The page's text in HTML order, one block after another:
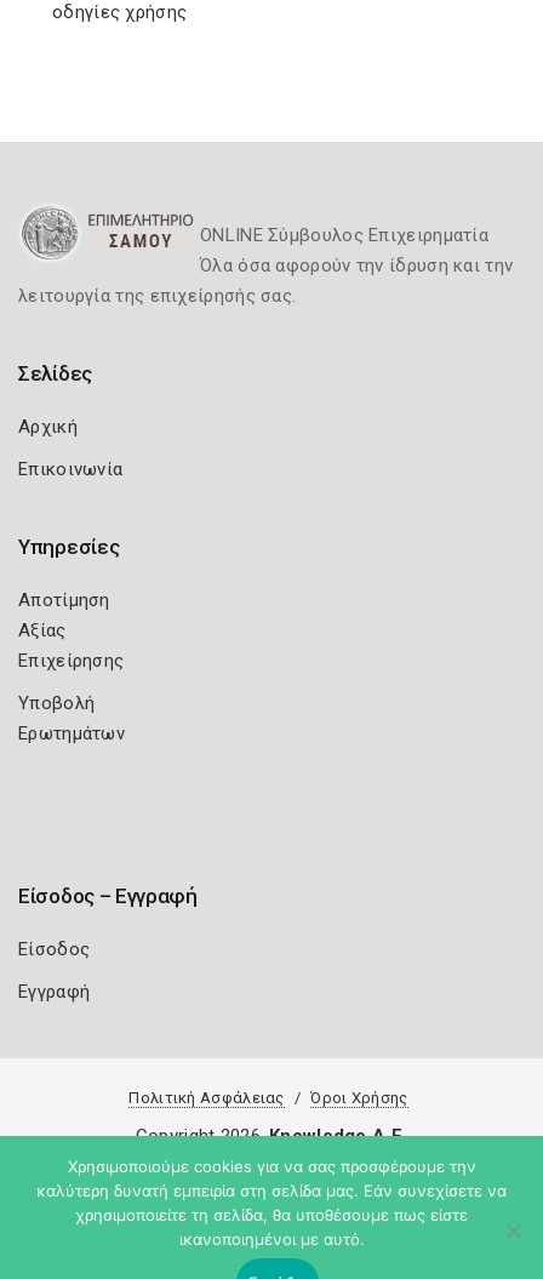
οδηγίες χρήσης
ONLINE Σύμβουλος Επιχειρηματία
Όλα όσα αφορούν την ίδρυση και την
λειτουργία της επιχείρησής σας.
Σελίδες
Αρχική
Επικοινωνία
Υπηρεσίες
Αποτίμηση
Αξίας
Επιχείρησης
Υποβολή
Ερωτημάτων
Είσοδος – Εγγραφή
Είσοδος
Εγγραφή
Πολιτική Ασφάλειας Όροι Χρήσης
Copyright 2026 Knowledge A.E.
Χρησιμοποιούμε cookies για να σας προσφέρουμε την
καλύτερη δυνατή εμπειρία στη σελίδα μας. Εάν συνεχίσετε να
χρησιμοποιείτε τη σελίδα, θα υποθέσουμε πως είστε
ικανοποιημένοι με αυτό.